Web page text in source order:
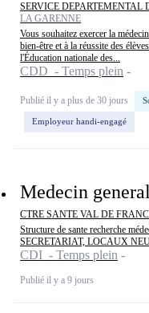
SERVICE
LA GARENNE
Vous souhaitez exercer la
bien-être et à la réussite des
l'Éducation nationale des...
CDD - Temps plein
Publié il y a plus de 30 jours
Employeur handi-engagé
Medecin
CTRE SANTE VAL DE
Structure de sante recherche
SECRETARIAT, LOCAUX
CDI - Temps plein
Publié il y a 9 jours